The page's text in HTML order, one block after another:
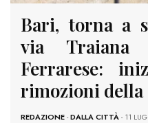
Bari, torna a
via
Ferrarese:
rimozioni della
REDAZIONE-DALLA CITTÀ- 11